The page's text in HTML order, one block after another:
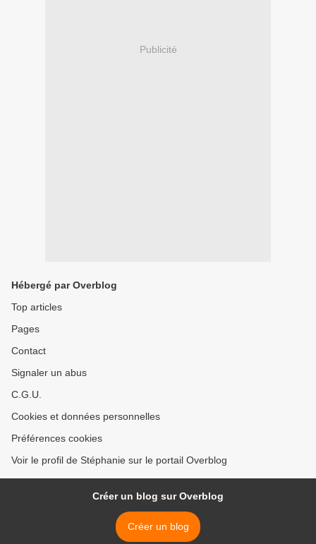
Publicité
Hébergé par Overblog
Top articles
Pages
Contact
Signaler un abus
C.G.U.
Cookies et données personnelles
Préférences cookies
Voir le profil de Stéphanie sur le portail Overblog
Créer un blog sur Overblog
Créer un blog